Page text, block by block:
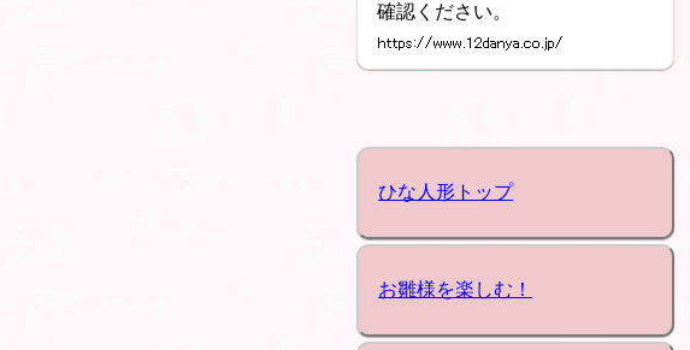
確認ください。
ひな人形トップ
お雛様を楽しむ！